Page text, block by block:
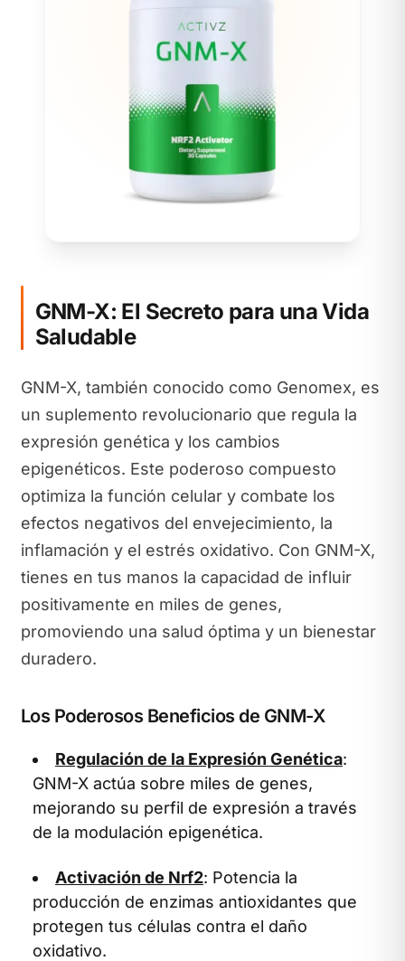
GNM-X: El Secreto para una Vida
Saludable
GNM-X, también conocido como Genomex, es
un suplemento revolucionario que regula la
expresión genética y los cambios
epigenéticos. Este poderoso compuesto
optimiza la función celular y combate los
efectos negativos del envejecimiento, la
inflamación y el estrés oxidativo. Con GNM-X,
tienes en tus manos la capacidad de influir
positivamente en miles de genes,
promoviendo una salud óptima y un bienestar
duradero.
Los Poderosos Beneficios de GNM-X
Regulación de la Expresión Genética:
GNM-X actúa sobre miles de genes,
mejorando su perfil de expresión a través
de la modulación epigenética.
Activación de Nrf2: Potencia la
producción de enzimas antioxidantes que
protegen tus células contra el daño
oxidativo.